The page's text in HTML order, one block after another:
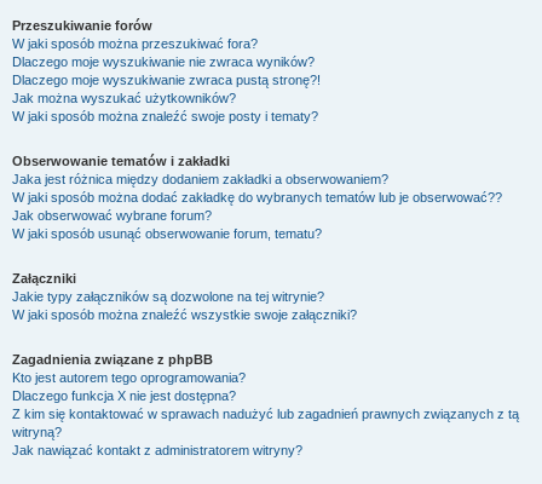
Przeszukiwanie forów
W jaki sposób można przeszukiwać fora?
Dlaczego moje wyszukiwanie nie zwraca wyników?
Dlaczego moje wyszukiwanie zwraca pustą stronę?!
Jak można wyszukać użytkowników?
W jaki sposób można znaleźć swoje posty i tematy?
Obserwowanie tematów i zakładki
Jaka jest różnica między dodaniem zakładki a obserwowaniem?
W jaki sposób można dodać zakładkę do wybranych tematów lub je obserwować??
Jak obserwować wybrane forum?
W jaki sposób usunąć obserwowanie forum, tematu?
Załączniki
Jakie typy załączników są dozwolone na tej witrynie?
W jaki sposób można znaleźć wszystkie swoje załączniki?
Zagadnienia związane z phpBB
Kto jest autorem tego oprogramowania?
Dlaczego funkcja X nie jest dostępna?
Z kim się kontaktować w sprawach nadużyć lub zagadnień prawnych związanych z tą
witryną?
Jak nawiązać kontakt z administratorem witryny?